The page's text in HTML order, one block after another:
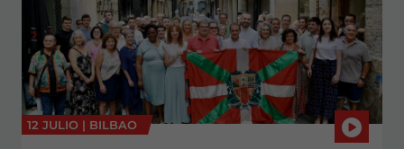
12 JULIO | BILBAO